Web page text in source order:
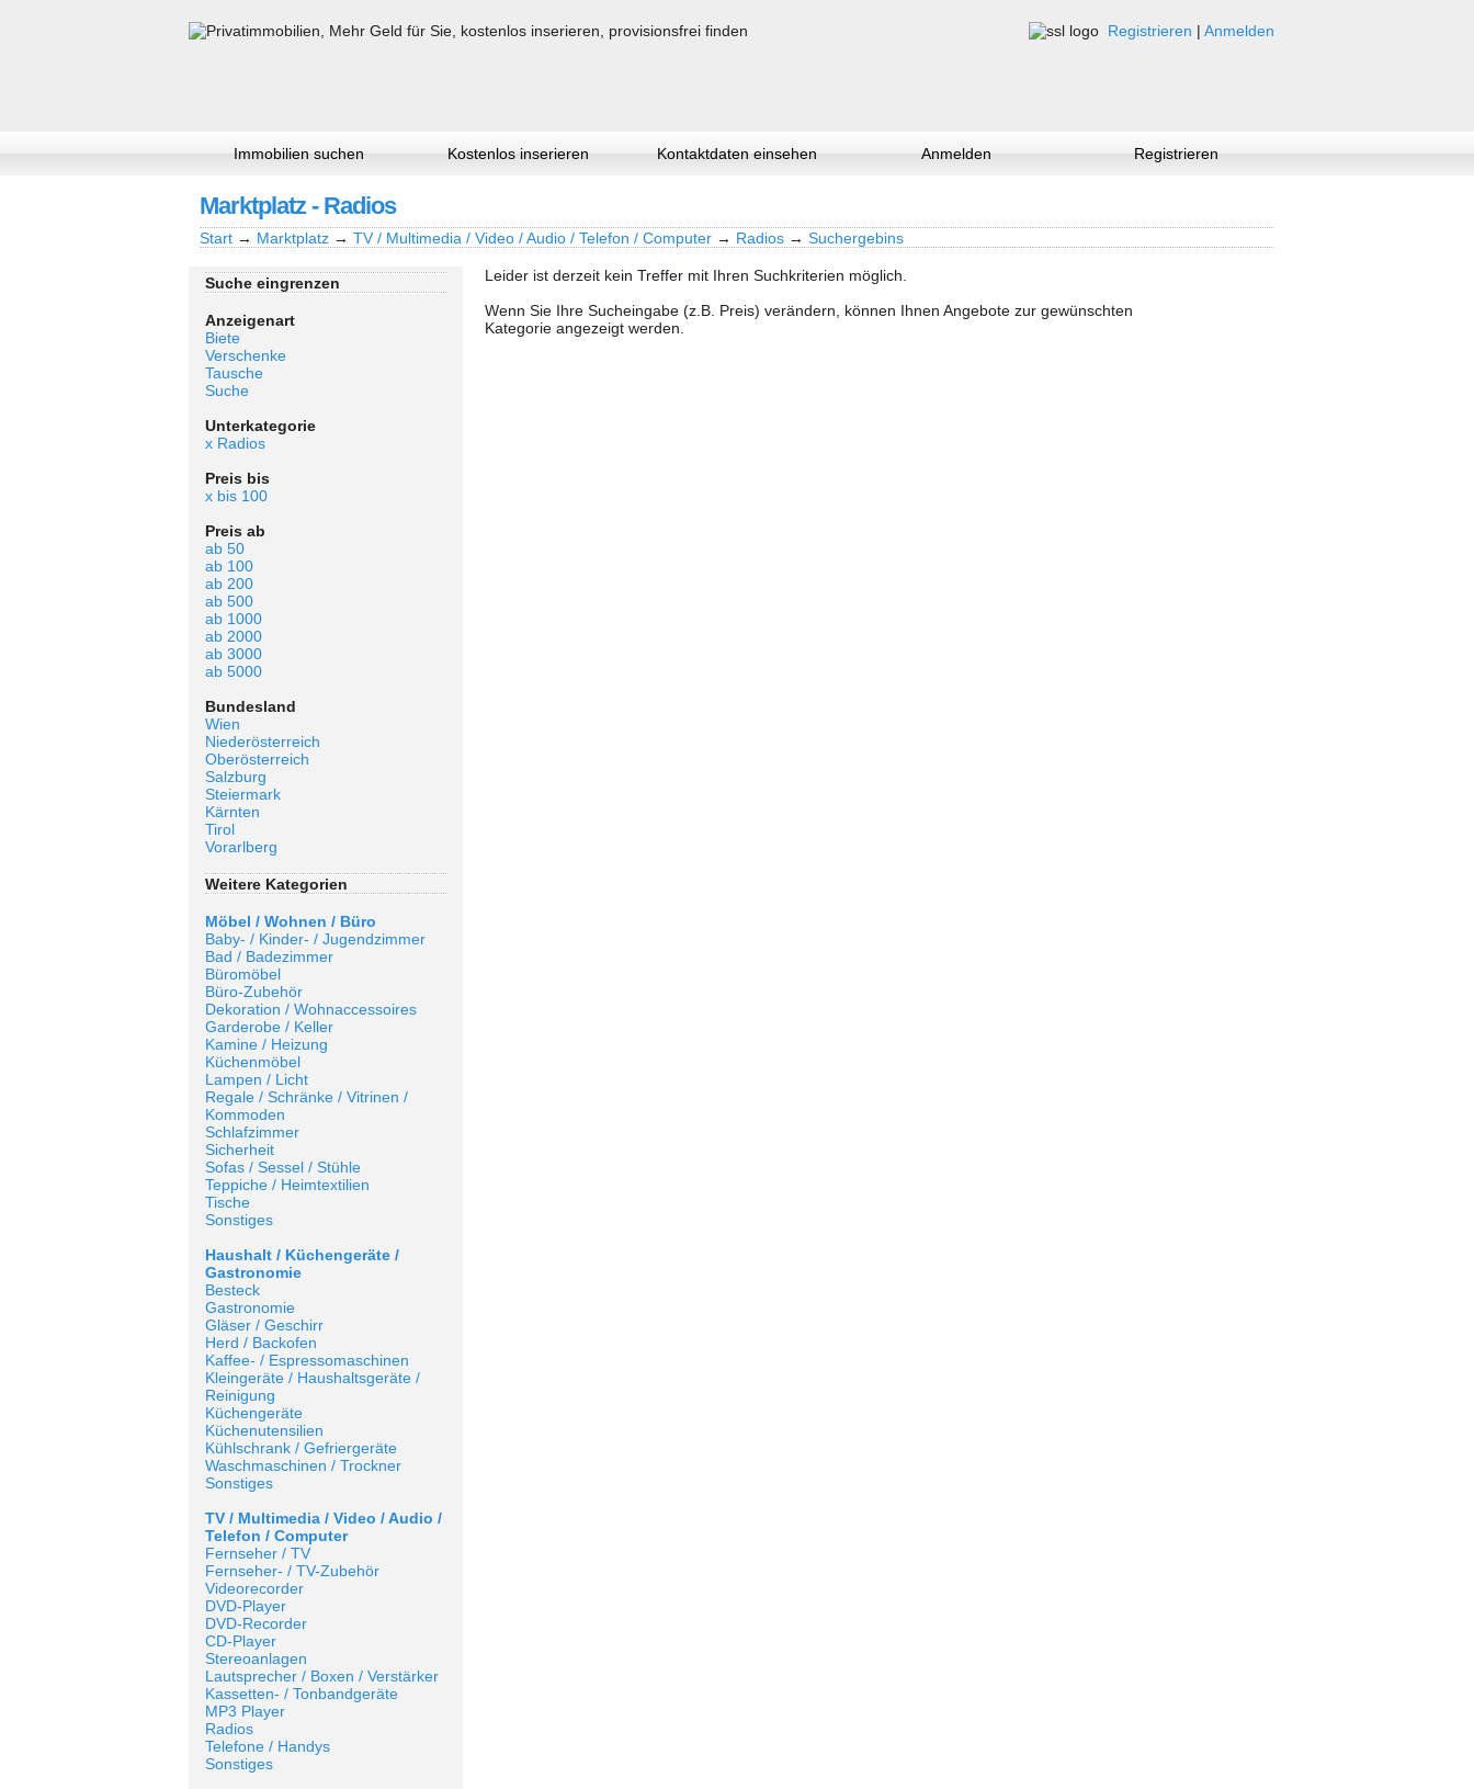
Registrieren | Anmelden
Immobilien suchen Kostenlos inserieren Kontaktdaten einsehen Anmelden Registrieren
Marktplatz - Radios
Start → Marktplatz → TV / Multimedia / Video / Audio / Telefon / Computer → Radios → Suchergebins
Suche eingrenzen
Anzeigenart
Biete
Verschenke
Tausche
Suche
Unterkategorie
x Radios
Preis bis
x bis 100
Preis ab
ab 50
ab 100
ab 200
ab 500
ab 1000
ab 2000
ab 3000
ab 5000
Bundesland
Wien
Niederösterreich
Oberösterreich
Salzburg
Steiermark
Kärnten
Tirol
Vorarlberg
Weitere Kategorien
Möbel / Wohnen / Büro
Baby- / Kinder- / Jugendzimmer
Bad / Badezimmer
Büromöbel
Büro-Zubehör
Dekoration / Wohnaccessoires
Garderobe / Keller
Kamine / Heizung
Küchenmöbel
Lampen / Licht
Regale / Schränke / Vitrinen /
Kommoden
Schlafzimmer
Sicherheit
Sofas / Sessel / Stühle
Teppiche / Heimtextilien
Tische
Sonstiges
Haushalt / Küchengeräte /
Gastronomie
Besteck
Gastronomie
Gläser / Geschirr
Herd / Backofen
Kaffee- / Espressomaschinen
Kleingeräte / Haushaltsgeräte /
Reinigung
Küchengeräte
Küchenutensilien
Kühlschrank / Gefriergeräte
Waschmaschinen / Trockner
Sonstiges
TV / Multimedia / Video / Audio /
Telefon / Computer
Fernseher / TV
Fernseher- / TV-Zubehör
Videorecorder
DVD-Player
DVD-Recorder
CD-Player
Stereoanlagen
Lautsprecher / Boxen / Verstärker
Kassetten- / Tonbandgeräte
MP3 Player
Radios
Telefone / Handys
Sonstiges
Leider ist derzeit kein Treffer mit Ihren Suchkriterien möglich.
Wenn Sie Ihre Sucheingabe (z.B. Preis) verändern, können Ihnen Angebote zur gewünschten
Kategorie angezeigt werden.